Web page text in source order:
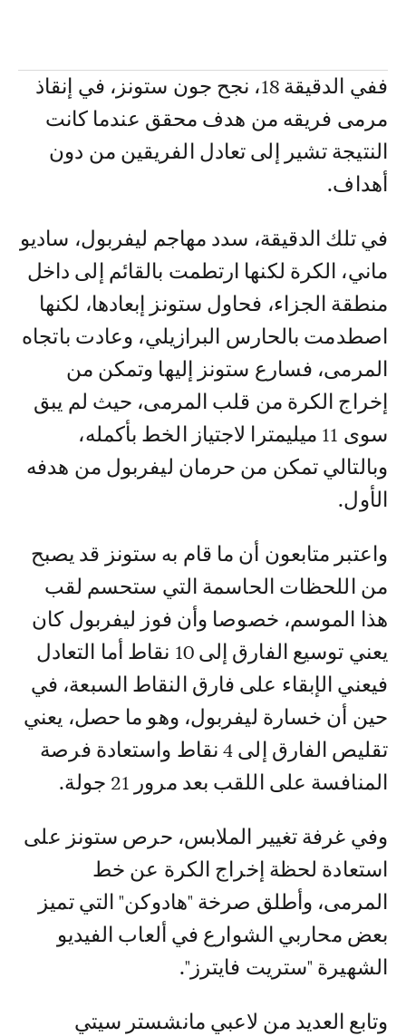
ففي الدقيقة 18، نجح جون ستونز، في إنقاذ
مرمى فريقه من هدف محقق عندما كانت
النتيجة تشير إلى تعادل الفريقين من دون
أهداف.
في تلك الدقيقة، سدد مهاجم ليفربول، ساديو
ماني، الكرة لكنها ارتطمت بالقائم إلى داخل
منطقة الجزاء، فحاول ستونز إبعادها، لكنها
اصطدمت بالحارس البرازيلي، وعادت باتجاه
المرمى، فسارع ستونز إليها وتمكن من
إخراج الكرة من قلب المرمى، حيث لم يبق
سوى 11 ميليمترا لاجتياز الخط بأكمله،
وبالتالي تمكن من حرمان ليفربول من هدفه
الأول.
واعتبر متابعون أن ما قام به ستونز قد يصبح
من اللحظات الحاسمة التي ستحسم لقب
هذا الموسم، خصوصا وأن فوز ليفربول كان
يعني توسيع الفارق إلى 10 نقاط أما التعادل
فيعني الإبقاء على فارق النقاط السبعة، في
حين أن خسارة ليفربول، وهو ما حصل، يعني
تقليص الفارق إلى 4 نقاط واستعادة فرصة
المنافسة على اللقب بعد مرور 21 جولة.
وفي غرفة تغيير الملابس، حرص ستونز على
استعادة لحظة إخراج الكرة عن خط
المرمى، وأطلق صرخة "هادوكن" التي تميز
بعض محاربي الشوارع في ألعاب الفيديو
الشهيرة "ستريت فايترز".
وتابع العديد من لاعبي مانشستر سيتي